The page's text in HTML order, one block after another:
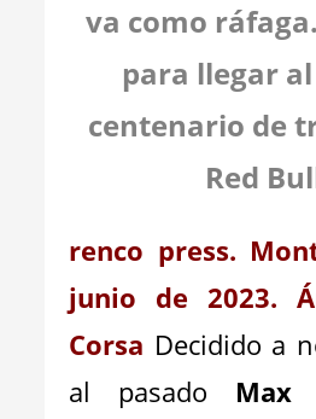
va como
para llegar
centenario de
Red
renco press.
junio de 2023.
Corsa Decidido a
al pasado Max